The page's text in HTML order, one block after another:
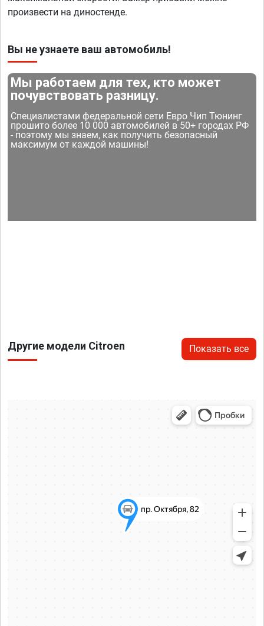
произвести на диностенде.
Вы не узнаете ваш автомобиль!
Мы работаем для тех, кто может
почувствовать разницу.
Специалистами федеральной сети Евро Чип Тюнинг
прошито более 10 000 автомобилей в 50+ городах РФ
- поэтому мы знаем, как получить безопасный
максимум от каждой машины!
Другие модели Citroen Показать все